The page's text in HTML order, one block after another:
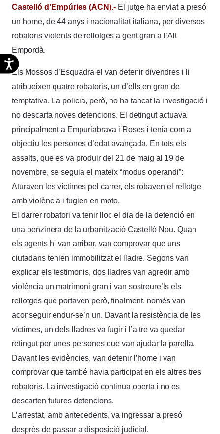
Accesibilidad
Castelló d’Empúries (ACN).- El jutge ha enviat a presó
un home, de 44 anys i nacionalitat italiana, per diversos
robatoris violents de rellotges a gent gran a l’Alt
Empordà.
Els Mossos d’Esquadra el van detenir divendres i li
atribueixen quatre robatoris, un d’ells en gran de
temptativa. La policia, però, no ha tancat la investigació i
no descarta noves detencions. El detingut actuava
principalment a Empuriabrava i Roses i tenia com a
objectiu les persones d’edat avançada. En tots els
assalts, que es va produir del 21 de maig al 19 de
novembre, se seguia el mateix “modus operandi”:
Aturaven les víctimes pel carrer, els robaven el rellotge
amb violència i fugien en moto.
El darrer robatori va tenir lloc el dia de la detenció en
una benzinera de la urbanització Castelló Nou. Quan
els agents hi van arribar, van comprovar que uns
ciutadans tenien immobilitzat el lladre. Segons van
explicar els testimonis, dos lladres van agredir amb
violència un matrimoni gran i van sostreure’ls els
rellotges que portaven però, finalment, només van
aconseguir endur-se’n un. Davant la resistència de les
víctimes, un dels lladres va fugir i l’altre va quedar
retingut per unes persones que van ajudar la parella.
Davant les evidències, van detenir l’home i van
comprovar que també havia participat en els altres tres
robatoris. La investigació continua oberta i no es
descarten futures detencions.
L’arrestat, amb antecedents, va ingressar a presó
després de passar a disposició judicial.